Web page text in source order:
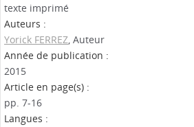
texte imprimé
Auteurs :
Yorick FERREZ, Auteur
Année de publication :
2015
Article en page(s) :
pp. 7-16
Langues :